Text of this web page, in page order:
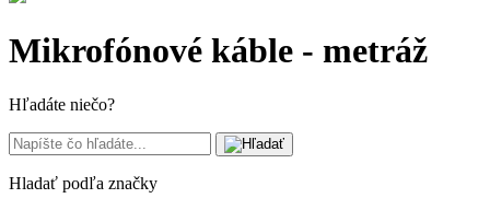
Mikrofónové káble - metráž
Hľadáte niečo?
Hladať podľa značky